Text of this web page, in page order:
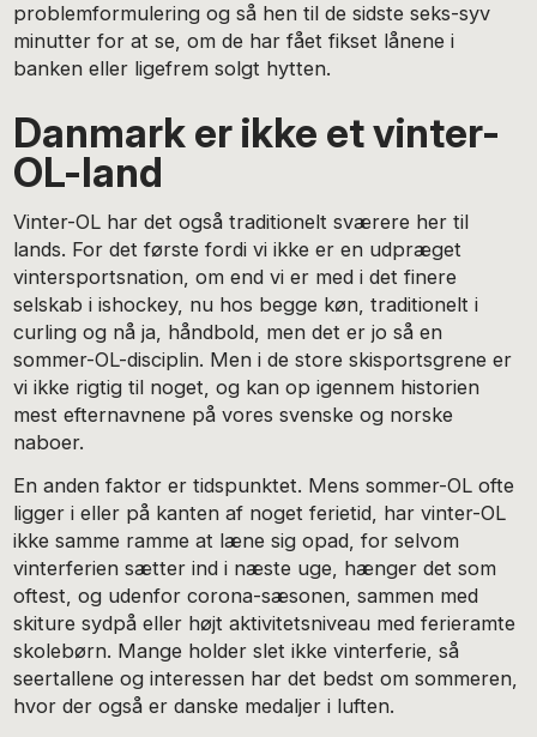
problemformulering og så hen til de sidste seks-syv
minutter for at se, om de har fået fikset lånene i
banken eller ligefrem solgt hytten.
Danmark er ikke et vinter-
OL-land
Vinter-OL har det også traditionelt sværere her til
lands. For det første fordi vi ikke er en udpræget
vintersportsnation, om end vi er med i det finere
selskab i ishockey, nu hos begge køn, traditionelt i
curling og nå ja, håndbold, men det er jo så en
sommer-OL-disciplin. Men i de store skisportsgrene er
vi ikke rigtig til noget, og kan op igennem historien
mest efternavnene på vores svenske og norske
naboer.
En anden faktor er tidspunktet. Mens sommer-OL ofte
ligger i eller på kanten af noget ferietid, har vinter-OL
ikke samme ramme at læne sig opad, for selvom
vinterferien sætter ind i næste uge, hænger det som
oftest, og udenfor corona-sæsonen, sammen med
skiture sydpå eller højt aktivitetsniveau med ferieramte
skolebørn. Mange holder slet ikke vinterferie, så
seertallene og interessen har det bedst om sommeren,
hvor der også er danske medaljer i luften.